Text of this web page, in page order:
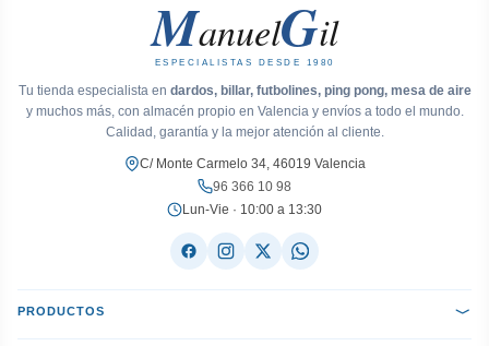
ManuelGil
ESPECIALISTAS DESDE 1980
Tu tienda especialista en dardos, billar, futbolines, ping pong, mesa de aire
y muchos más, con almacén propio en Valencia y envíos a todo el mundo.
Calidad, garantía y la mejor atención al cliente.
C/ Monte Carmelo 34, 46019 Valencia
96 366 10 98
Lun-Vie · 10:00 a 13:30
PRODUCTOS